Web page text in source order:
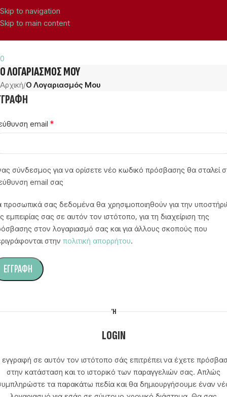
Skip to navigation
Skip to main content
0
Ο ΛΟΓΑΡΙΑΣΜΌΣ ΜΟΥ
Αρχική/Ο Λογαριασμός Μου
email *
σύνδεσμος για να ορίσετε νέο κωδικό πρόσβασης θα σταλεί
email σας
προσωπικά σας δεδομένα θα χρησιμοποιηθούν για την
εμπειρίας σας σε αυτόν τον ιστότοπο, για τη διαχείριση της
στον λογαριασμό σας και για άλλους σκοπούς που
στην πολιτική απορρήτου.
ΕΓΓΡΑΦΉ
Ή
LOGIN
σε αυτόν τον ιστότοπο σάς επιτρέπει να έχετε
στην κατάσταση και το ιστορικό των παραγγελιών σας. Απλώς
τα παρακάτω πεδία και θα δημιουργήσουμε έναν